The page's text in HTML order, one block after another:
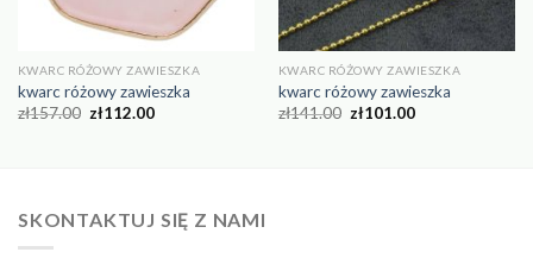
KWARC RÓŻOWY ZAWIESZKA
kwarc różowy zawieszka
zł157.00 zł112.00
KWARC RÓŻOWY ZAWIESZKA
kwarc różowy zawieszka
zł141.00 zł101.00
SKONTAKTUJ SIĘ Z NAMI